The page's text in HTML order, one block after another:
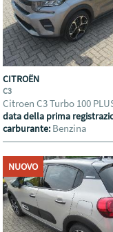
CITROËN
C3
Citroen C3 Turbo 100
data della prima
carburante: Benzina
NUOVO